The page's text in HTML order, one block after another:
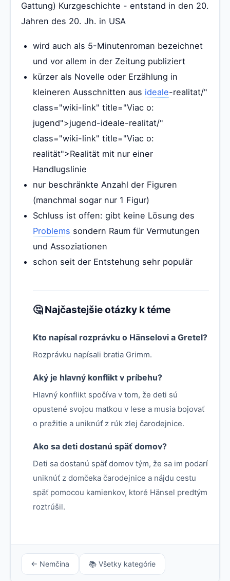
Gattung) Kurzgeschichte - entstand in den 20.
Jahren des 20. Jh. in USA
wird auch als 5-Minutenroman bezeichnet
und vor allem in der Zeitung publiziert
kürzer als Novelle oder Erzählung in
kleineren Ausschnitten aus ideale-realitat/"
class="wiki-link" title="Viac o:
jugend">jugend-ideale-realitat/"
class="wiki-link" title="Viac o:
realität">Realität mit nur einer
Handlugslinie
nur beschränkte Anzahl der Figuren
(manchmal sogar nur 1 Figur)
Schluss ist offen: gibt keine Lösung des
Problems sondern Raum für Vermutungen
und Assoziationen
schon seit der Entstehung sehr populär
🤔 Najčastejšie otázky k téme
Kto napísal rozprávku o Hänselovi a Gretel?
Rozprávku napísali bratia Grimm.
Aký je hlavný konflikt v príbehu?
Hlavný konflikt spočíva v tom, že deti sú
opustené svojou matkou v lese a musia bojovať
o prežitie a uniknúť z rúk zlej čarodejnice.
Ako sa deti dostanú späť domov?
Deti sa dostanú späť domov tým, že sa im podarí
uniknúť z domčeka čarodejnice a nájdu cestu
späť pomocou kamienkov, ktoré Hänsel predtým
roztrúšil.
← Nemčina 📚 Všetky kategórie